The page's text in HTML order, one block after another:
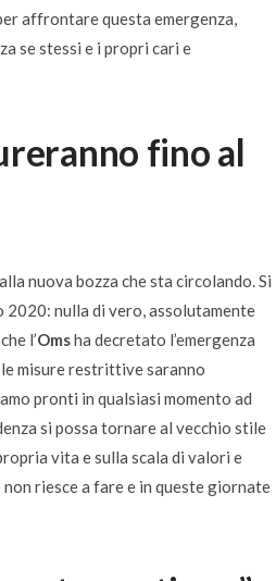
affrontare questa emergenza,
se stessi e i propri cari e
fino al
nuova bozza che sta circolando. Si
2020: nulla di vero, assolutamente
l’Omsha decretato l’emergenza
le misure restrittive saranno
pronti in qualsiasi momento ad
si possa tornare al vecchio stile
vita e sulla scala di valori e
riesce a fare e in queste giornate